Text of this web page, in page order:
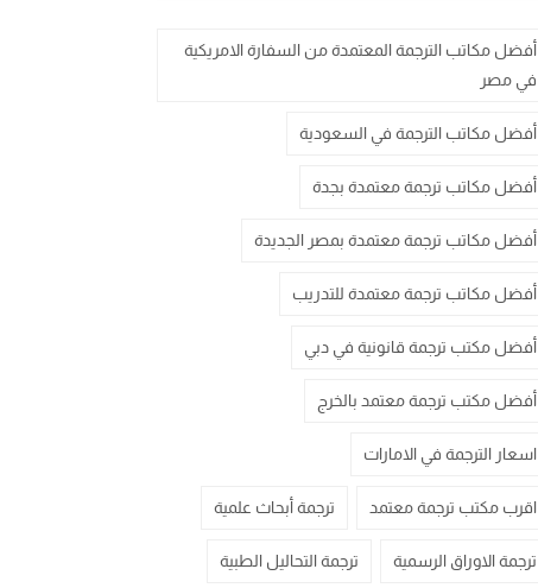
أفضل مكاتب الترجمة المعتمدة من السفارة الامريكية
في مصر
أفضل مكاتب الترجمة في السعودية
أفضل مكاتب ترجمة معتمدة بجدة
أفضل مكاتب ترجمة معتمدة بمصر الجديدة
أفضل مكاتب ترجمة معتمدة للتدريب
أفضل مكتب ترجمة قانونية في دبي
أفضل مكتب ترجمة معتمد بالخرج
اسعار الترجمة في الامارات
اقرب مكتب ترجمة معتمد ترجمة أبحاث علمية
ترجمة الاوراق الرسمية ترجمة التحاليل الطبية